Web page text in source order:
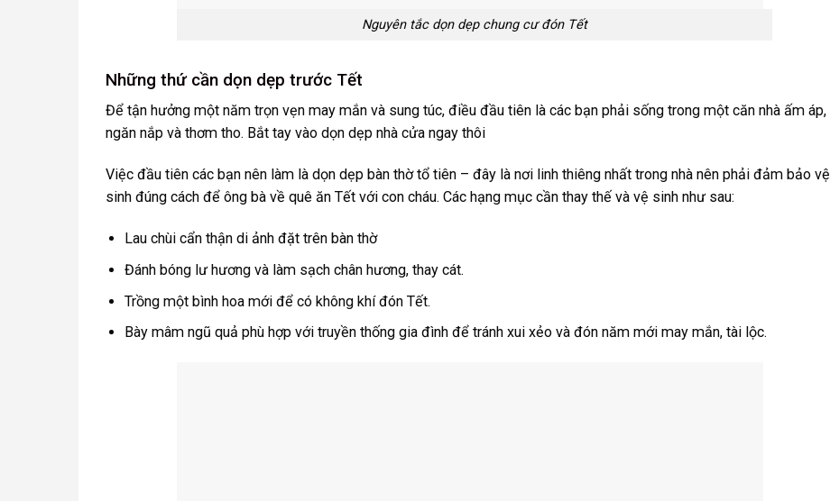
Nguyên tắc dọn dẹp chung cư đón Tết
Những thứ cần dọn dẹp trước Tết
Để tận hưởng một năm trọn vẹn may mắn và sung túc, điều đầu tiên là các bạn phải sống trong một căn nhà ấm áp,
ngăn nắp và thơm tho. Bắt tay vào dọn dẹp nhà cửa ngay thôi
Việc đầu tiên các bạn nên làm là dọn dẹp bàn thờ tổ tiên – đây là nơi linh thiêng nhất trong nhà nên phải đảm bảo vệ
sinh đúng cách để ông bà về quê ăn Tết với con cháu. Các hạng mục cần thay thế và vệ sinh như sau:
Lau chùi cẩn thận di ảnh đặt trên bàn thờ
Đánh bóng lư hương và làm sạch chân hương, thay cát.
Trồng một bình hoa mới để có không khí đón Tết.
Bày mâm ngũ quả phù hợp với truyền thống gia đình để tránh xui xẻo và đón năm mới may mắn, tài lộc.